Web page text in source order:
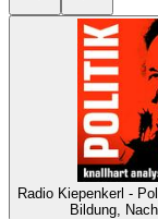
Radio Kiepenkerl -
Bildung,